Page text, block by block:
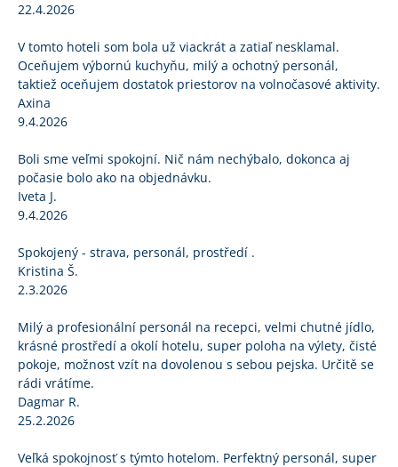
22.4.2026
V tomto hoteli som bola už viackrát a zatiaľ nesklamal.
Oceňujem výbornú kuchyňu, milý a ochotný personál,
taktiež oceňujem dostatok priestorov na volnočasové aktivity.
Axina
9.4.2026
Boli sme veľmi spokojní. Nič nám nechýbalo, dokonca aj
počasie bolo ako na objednávku.
Iveta J.
9.4.2026
Spokojený - strava, personál, prostředí .
Kristina Š.
2.3.2026
Milý a profesionální personál na recepci, velmi chutné jídlo,
krásné prostředí a okolí hotelu, super poloha na výlety, čisté
pokoje, možnost vzít na dovolenou s sebou pejska. Určitě se
rádi vrátíme.
Dagmar R.
25.2.2026
Veľká spokojnosť s týmto hotelom. Perfektný personál, super